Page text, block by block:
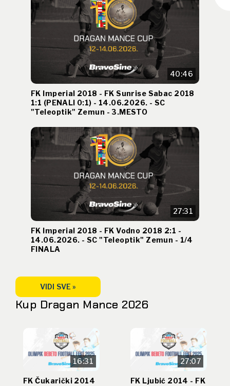
40:46
FK Imperial 2018 - FK Sunrise Sabac 2018
1:1 (PENALI 0:1) - 14.06.2026. - SC
"Teleoptik" Zemun - 3.MESTO
27:31
FK Imperial 2018 - FK Vodno 2018 2:1 -
14.06.2026. - SC "Teleoptik" Zemun - 1/4
FINALA
VIDI SVE »
Kup Dragan Mance 2026
16:31
FK Čukarički 2014
27:07
FK Ljubić 2014 - FK